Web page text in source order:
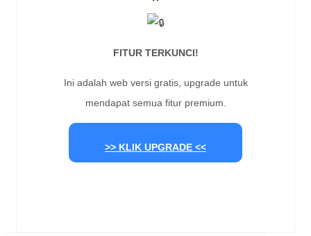
FITUR TERKUNCI!
Ini adalah web versi gratis, upgrade untuk
mendapat semua fitur premium.
>> KLIK UPGRADE <<